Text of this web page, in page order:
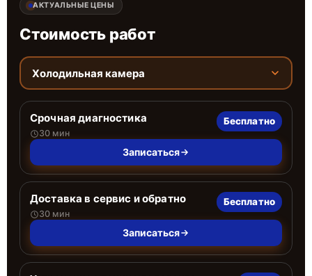
АКТУАЛЬНЫЕ ЦЕНЫ
Стоимость работ
Холодильная камера
Срочная диагностика
30 мин
Бесплатно
Записаться
Доставка в сервис и обратно
30 мин
Бесплатно
Записаться